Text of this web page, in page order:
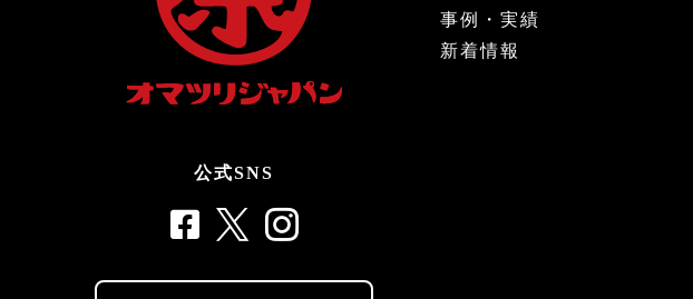
公式SNS
事例・実績
新着情報